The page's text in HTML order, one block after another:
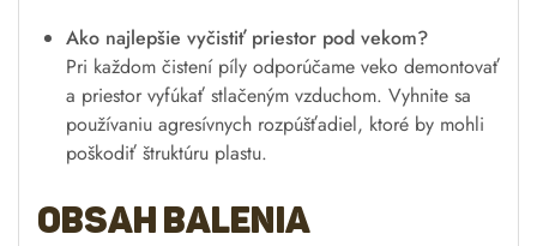
Ako najlepšie vyčistiť priestor pod vekom?
Pri každom čistení píly odporúčame veko demontovať
a priestor vyfúkať stlačeným vzduchom. Vyhnite sa
používaniu agresívnych rozpúšťadiel, ktoré by mohli
poškodiť štruktúru plastu.
Obsah balenia